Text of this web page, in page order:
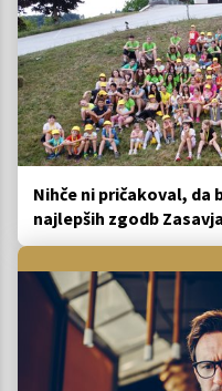
Nihče ni pričakoval, da
najlepših zgodb Zasavja